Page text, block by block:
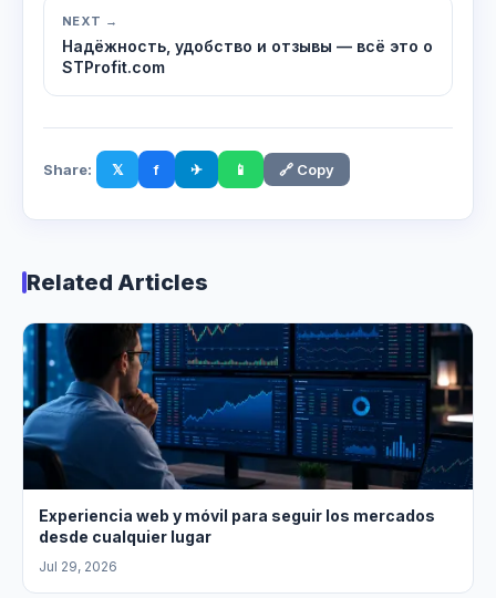
NEXT →
Надёжность, удобство и отзывы — всё это о
STProfit.com
Share: 𝕏 f ✈ 📱 🔗 Copy
Related Articles
Experiencia web y móvil para seguir los mercados
desde cualquier lugar
Jul 29, 2026